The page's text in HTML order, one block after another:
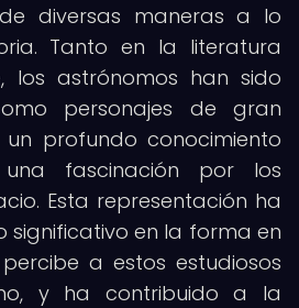
diversas maneras a lo
Tanto en la literatura
los astrónomos han sido
personajes de gran
profundo conocimiento
fascinación por los
Esta representación ha
significativo en la forma en
a estos estudiosos
y ha contribuido a la